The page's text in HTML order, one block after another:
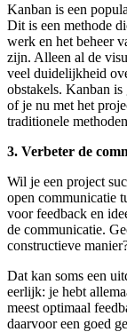
Kanban is een
Dit is een methode
werk en het beheer
zijn. Alleen al de
veel duidelijkheid
obstakels. Kanban is
of je nu met het
traditionele
3. Verbeter de
Wil je een project
open communicatie
voor feedback en
de communicatie.
constructieve
Dat kan soms een
eerlijk: je hebt
meest optimaal
daarvoor een goed